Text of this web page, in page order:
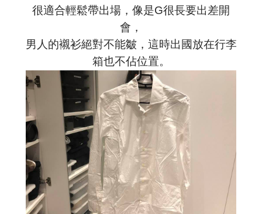
很適合輕鬆帶出場，像是G很長要出差開
會，
男人的襯衫絕對不能皺，這時出國放在行李
箱也不佔位置。